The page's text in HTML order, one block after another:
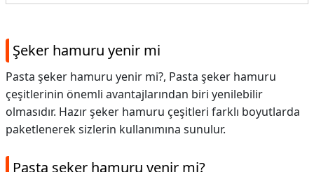
Şeker hamuru yenir mi
Pasta şeker hamuru yenir mi?, Pasta şeker hamuru
çeşitlerinin önemli avantajlarından biri yenilebilir
olmasıdır. Hazır şeker hamuru çeşitleri farklı boyutlarda
paketlenerek sizlerin kullanımına sunulur.
Pasta şeker hamuru yenir mi?